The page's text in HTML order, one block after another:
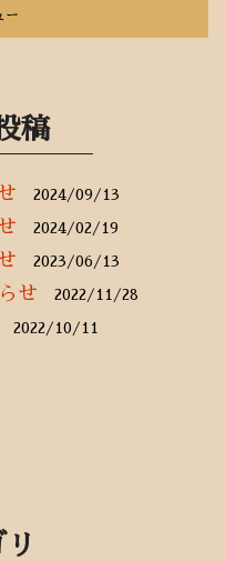
ー
稿
2024/09/13
2024/02/19
2023/06/13
せ 2022/11/28
2022/10/11